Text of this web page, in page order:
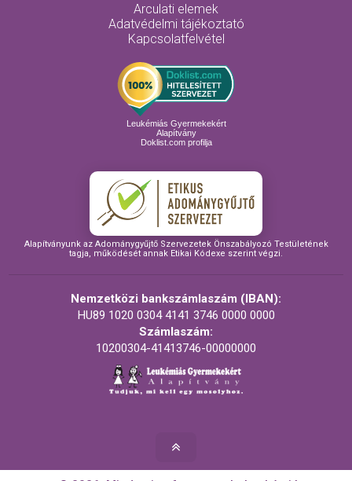
Arculati elemek
Adatvédelmi tájékoztató
Kapcsolatfelvétel
Leukémiás Gyermekekért
Alapítvány
Doklist.com profilja
Alapítványunk az Adománygyűjtő Szervezetek Önszabályozó Testületének
tagja, működését annak Etikai Kódexe szerint végzi.
Nemzetközi bankszámlaszám (IBAN):
HU89 1020 0304 4141 3746 0000 0000
Számlaszám:
10200304-41413746-00000000